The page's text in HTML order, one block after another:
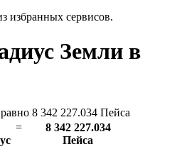
избранных сервисов.
Земли в
8 342 227.034 Пейса
=
8 342 227.034
Пейса